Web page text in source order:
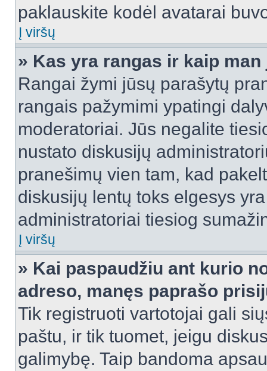
paklauskite kodėl avatarai
Į viršų
» Kas yra rangas ir kaip
Rangai žymi jūsų parašytų
rangais pažymimi ypatingi
moderatoriai. Jūs negalite
nustato diskusijų
pranešimų vien tam, kad
diskusijų lentų toks elgesys
administratoriai tiesiog
Į viršų
» Kai paspaudžiu ant kurio
adreso, manęs paprašo
Tik registruoti vartotojai gali
paštu, ir tik tuomet, jeigu
galimybę. Taip bandoma